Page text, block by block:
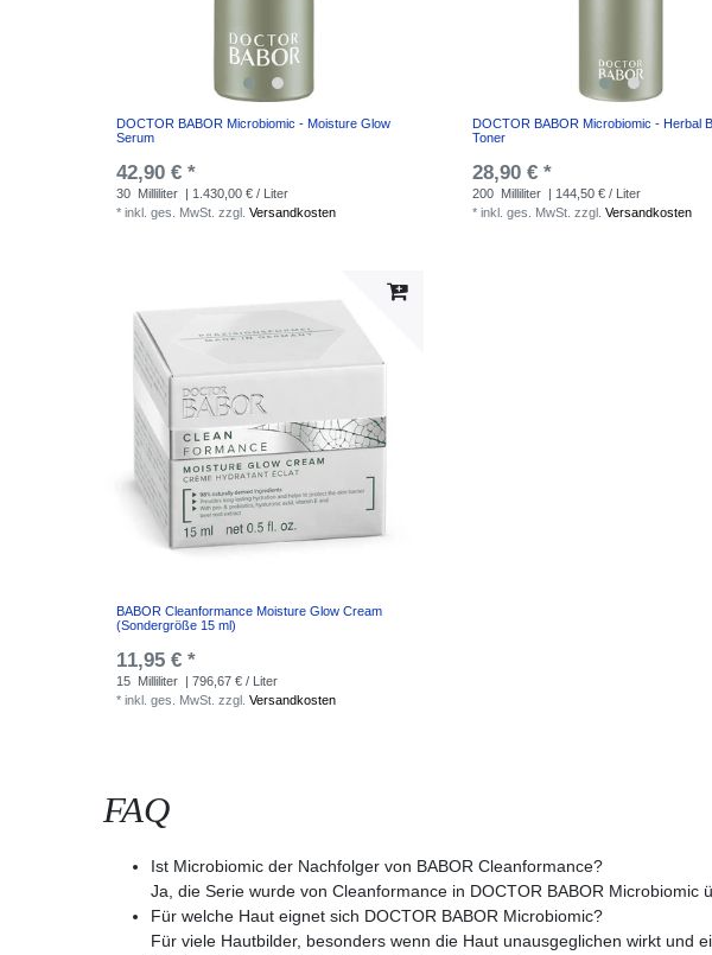
DOCTOR BABOR Microbiomic - Moisture Glow
Serum
42,90 € *
30 Milliliter | 1.430,00 € / Liter
*inkl. ges. MwSt. zzgl.Versandkosten
DOCTOR BABOR Microbiomic - Herbal
Toner
28,90 € *
200 Milliliter | 144,50 € / Liter
*inkl. ges. MwSt. zzgl.Versandkosten
BABOR Cleanformance Moisture Glow Cream
(Sondergröße 15 ml)
11,95 € *
15 Milliliter | 796,67 € / Liter
*inkl. ges. MwSt. zzgl.Versandkosten
FAQ
Ist Microbiomic der Nachfolger von BABOR Cleanformance?
Ja, die Serie wurde von Cleanformance in DOCTOR BABOR
Für welche Haut eignet sich DOCTOR BABOR Microbiomic?
Für viele Hautbilder, besonders wenn die Haut unausgeglichen wirkt und